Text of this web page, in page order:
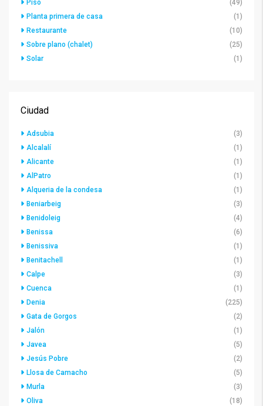
Piso
(49)
Planta primera de casa
(1)
Restaurante
(10)
Sobre plano (chalet)
(25)
Solar
(1)
Ciudad
Adsubia
(3)
Alcalalí
(1)
Alicante
(1)
AlPatro
(1)
Alqueria de la condesa
(1)
Beniarbeig
(3)
Benidoleig
(4)
Benissa
(6)
Benissiva
(1)
Benitachell
(1)
Calpe
(3)
Cuenca
(1)
Denia
(225)
Gata de Gorgos
(2)
Jalón
(1)
Javea
(5)
Jesús Pobre
(2)
Llosa de Camacho
(5)
Murla
(3)
Oliva
(18)